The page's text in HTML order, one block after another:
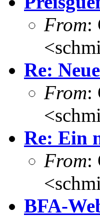
From:
Re:
From:
Re: Ein
From:
BFA-